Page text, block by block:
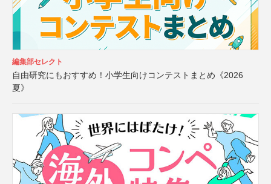
編集部セレクト
自由研究にもおすすめ！小学生向けコンテストまとめ《2026
夏》